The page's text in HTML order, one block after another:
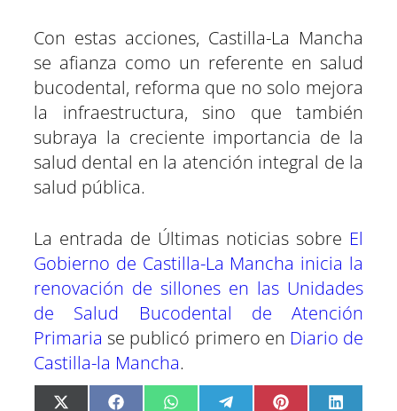
Con estas acciones, Castilla-La Mancha
se afianza como un referente en salud
bucodental, reforma que no solo mejora
la infraestructura, sino que también
subraya la creciente importancia de la
salud dental en la atención integral de la
salud pública.
La entrada de Últimas noticias sobre El
Gobierno de Castilla-La Mancha inicia la
renovación de sillones en las Unidades
de Salud Bucodental de Atención
Primaria se publicó primero en Diario de
Castilla-la Mancha.